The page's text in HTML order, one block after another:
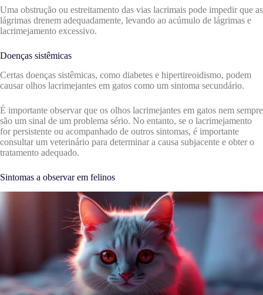
Uma obstrução ou estreitamento das vias lacrimais pode impedir que as
lágrimas drenem adequadamente, levando ao acúmulo de lágrimas e
lacrimejamento excessivo.
Doenças sistêmicas
Certas doenças sistêmicas, como diabetes e hipertireoidismo, podem
causar olhos lacrimejantes em gatos como um sintoma secundário.
É importante observar que os olhos lacrimejantes em gatos nem sempre
são um sinal de um problema sério. No entanto, se o lacrimejamento
for persistente ou acompanhado de outros sintomas, é importante
consultar um veterinário para determinar a causa subjacente e obter o
tratamento adequado.
Sintomas a observar em felinos